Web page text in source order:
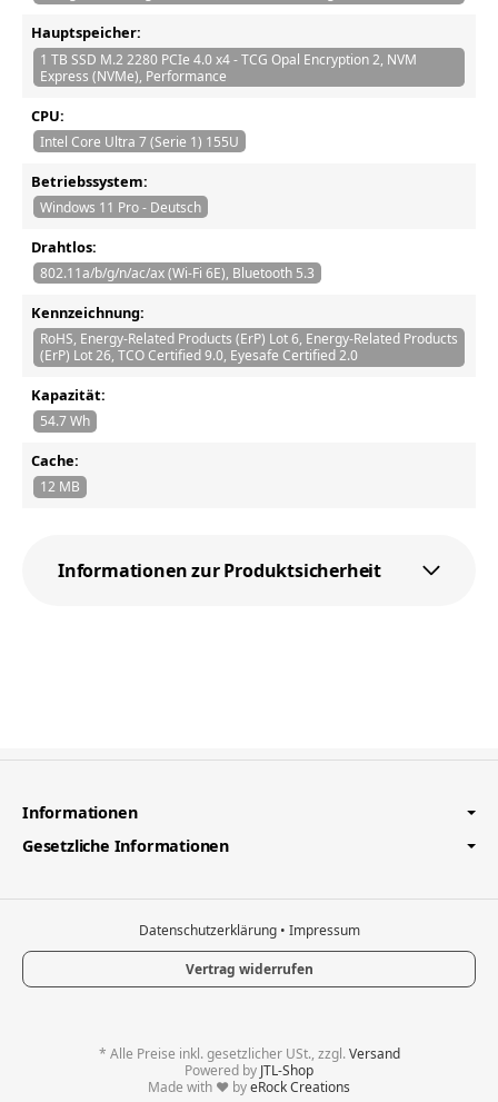
Hauptspeicher:
1 TB SSD M.2 2280 PCIe 4.0 x4 - TCG Opal Encryption 2, NVM
Express (NVMe), Performance
CPU:
Intel Core Ultra 7 (Serie 1) 155U
Betriebssystem:
Windows 11 Pro - Deutsch
Drahtlos:
802.11a/b/g/n/ac/ax (Wi-Fi 6E), Bluetooth 5.3
Kennzeichnung:
RoHS, Energy-Related Products (ErP) Lot 6, Energy-Related Products
(ErP) Lot 26, TCO Certified 9.0, Eyesafe Certified 2.0
Kapazität:
54.7 Wh
Cache:
12 MB
Informationen zur Produktsicherheit
Informationen
Gesetzliche Informationen
Datenschutzerklärung • Impressum
Vertrag widerrufen
* Alle Preise inkl. gesetzlicher USt., zzgl.Versand
Powered by JTL-Shop
Made with ♥ byeRock Creations